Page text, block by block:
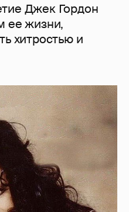
Джек Гордон
ее жизни,
хитростью и